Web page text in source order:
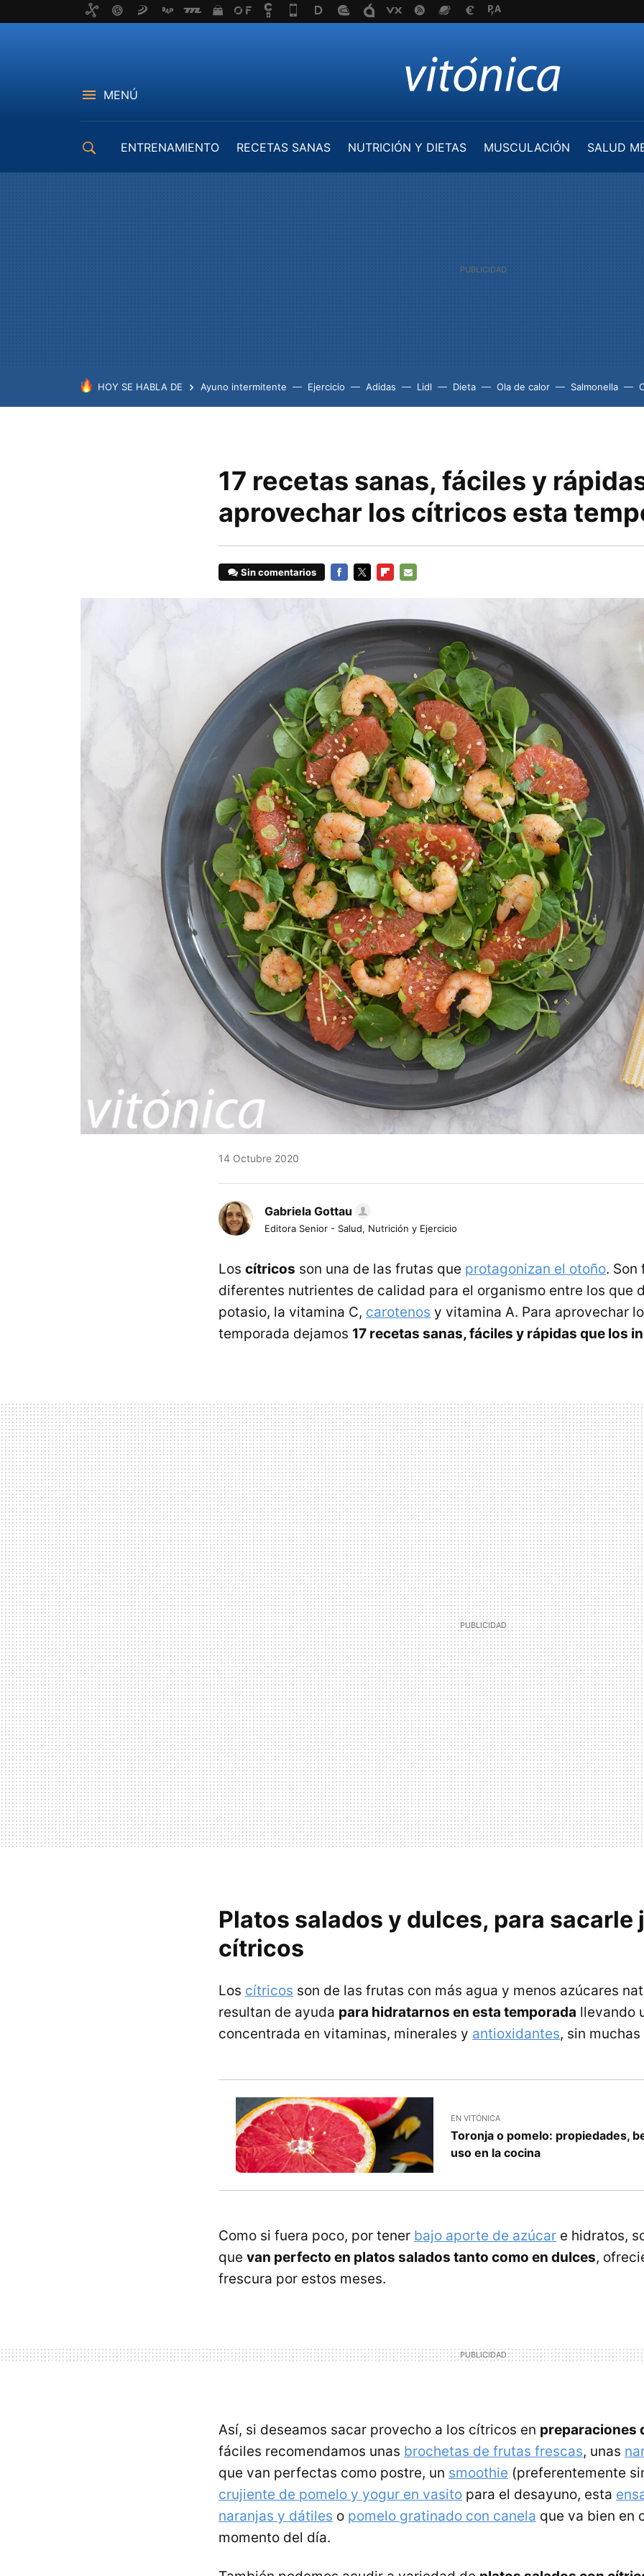
MENÚ
ENTRENAMIENTO RECETAS SANAS NUTRICIÓN Y DIETAS MUSCULACIÓN
SALUD
HOY SE HABLA DE Ayuno intermitente Ejercicio Adidas Lidl Dieta Ola de calor Salmonella
17 recetas sanas, fáciles y
aprovechar los cítricos esta
Sin comentarios
14 Octubre 2020
Gabriela Gottau
Editora Senior - Salud, Nutrición y Ejercicio
Los cítricos son una de las frutas que protagonizan el otoño. Son
diferentes nutrientes de calidad para el organismo entre los que
potasio, la vitamina C, carotenos y vitamina A. Para aprovechar
temporada dejamos 17 recetas sanas, fáciles y rápidas que los
Platos salados y dulces, para sacarle
cítricos
Los cítricos son de las frutas con más agua y menos azúcares
resultan de ayuda para hidratarnos en esta temporada llevando
concentrada en vitaminas, minerales y antioxidantes, sin
EN VITÓNICA
Toronja o pomelo: propiedades,
uso en la cocina
Como si fuera poco, por tener bajo aporte de azúcar e hidratos,
que van perfecto en platos salados tanto como en dulces,
frescura por estos meses.
Así, si deseamos sacar provecho a los cítricos en preparaciones
fáciles recomendamos unas brochetas de frutas frescas, unas
que van perfectas como postre, un smoothie (preferentemente
crujiente de pomelo y yogur en vasito para el desayuno, esta
naranjas y dátiles o pomelo gratinado con canela que va bien en
momento del día.